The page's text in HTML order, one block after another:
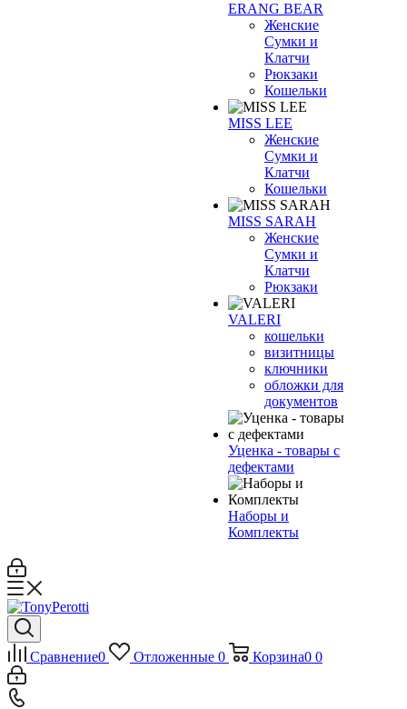
ERANG BEAR
Женские
Сумки и
Клатчи
Рюкзаки
Кошельки
MISS LEE
Женские
Сумки и
Клатчи
Кошельки
MISS SARAH
Женские
Сумки и
Клатчи
Рюкзаки
VALERI
кошельки
визитницы
ключники
обложки для
документов
Уценка - товары с
дефектами
Наборы и
Комплекты
Сравнение0 Отложенные 0 Корзина0 0